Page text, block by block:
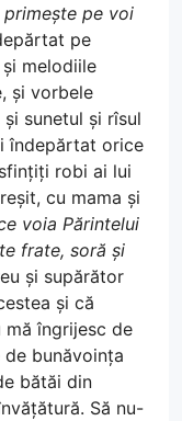
primește pe voi
pe
melodiile
și vorbele
sunetul și rîsul
îndepărtat orice
robi ai lui
cu mama și
voia Părintelui
frate, soră și
și supărător
și că
mă îngrijesc de
bunăvoința
bătăi din
Să nu-